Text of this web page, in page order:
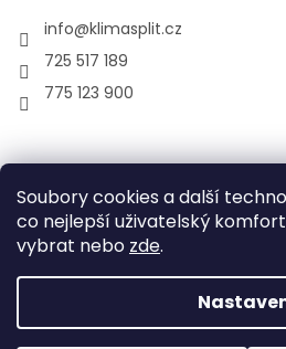
Soubory cookies a další
co nejlepší uživatelský
vybrat nebo zde.
info@klimasplit.cz
725 517 189
775 123 900
air-cool